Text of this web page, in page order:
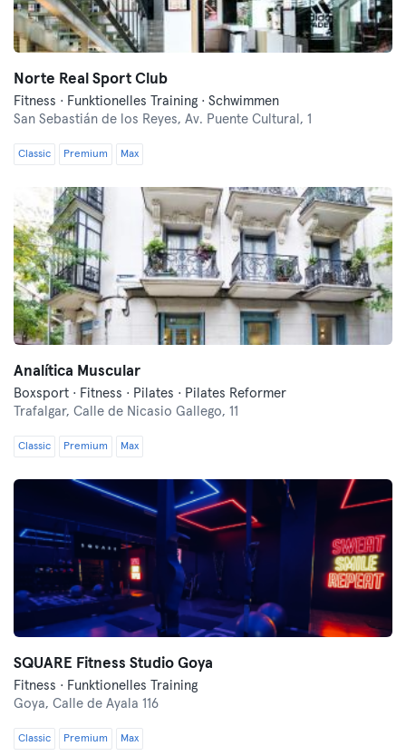
Norte Real Sport Club
Fitness · Funktionelles Training · Schwimmen
San Sebastián de los Reyes, Av. Puente Cultural, 1
Classic Premium Max
Analítica Muscular
Boxsport · Fitness · Pilates · Pilates Reformer
Trafalgar, Calle de Nicasio Gallego, 11
Classic Premium Max
SQUARE Fitness Studio Goya
Fitness · Funktionelles Training
Goya, Calle de Ayala 116
Classic Premium Max